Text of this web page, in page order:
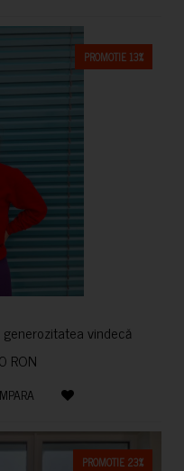
PROMOTIE 13%
vindecă
RON
PROMOTIE 23%